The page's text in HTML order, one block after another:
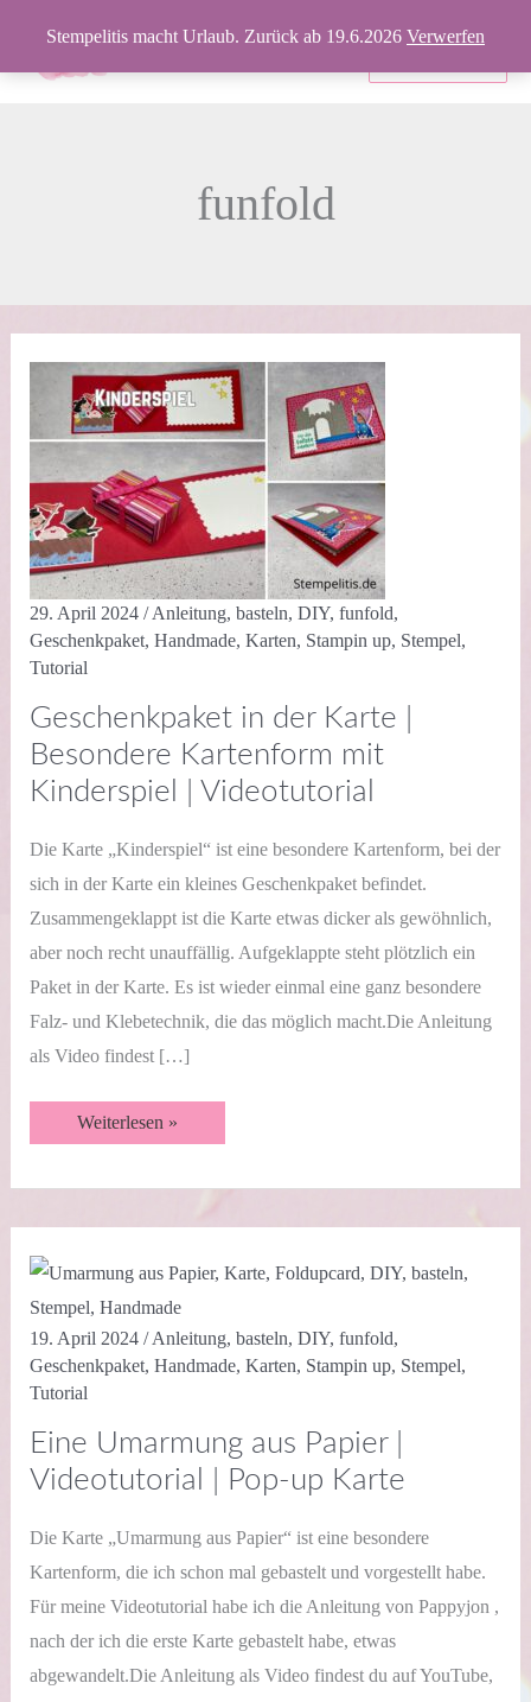
Stempelitis macht Urlaub. Zurück ab 19.6.2026 Verwerfen
springen
Produkte
funfold
29. April 2024 /Anleitung, basteln, DIY, funfold,
Geschenkpaket, Handmade, Karten, Stampin up, Stempel,
Tutorial
Geschenkpaket in der Karte |
Besondere Kartenform mit
Kinderspiel | Videotutorial
Die Karte „Kinderspiel“ ist eine besondere Kartenform, bei der
sich in der Karte ein kleines Geschenkpaket befindet.
Zusammengeklappt ist die Karte etwas dicker als gewöhnlich,
aber noch recht unauffällig. Aufgeklappte steht plötzlich ein
Paket in der Karte. Es ist wieder einmal eine ganz besondere
Falz- und Klebetechnik, die das möglich macht.Die Anleitung
als Video findest […]
Geschenkpaket
in
Kinderspiel
Videotutorial
Weiterlesen »
19. April 2024 /Anleitung, basteln, DIY, funfold,
Geschenkpaket, Handmade, Karten, Stampin up, Stempel,
Tutorial
Eine Umarmung aus Papier |
Videotutorial | Pop-up Karte
Die Karte „Umarmung aus Papier“ ist eine besondere
Kartenform, die ich schon mal gebastelt und vorgestellt habe.
Für meine Videotutorial habe ich die Anleitung von Pappyjon ,
nach der ich die erste Karte gebastelt habe, etwas
abgewandelt.Die Anleitung als Video findest du auf YouTube,